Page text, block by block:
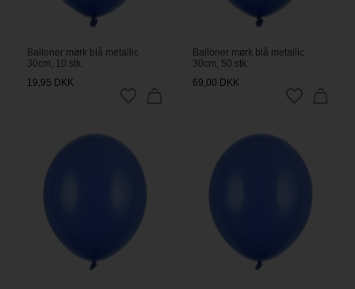
Balloner mørk blå metallic
30cm, 10 stk.
19,95 DKK
Balloner mørk blå metallic
30cm, 50 stk.
69,00 DKK